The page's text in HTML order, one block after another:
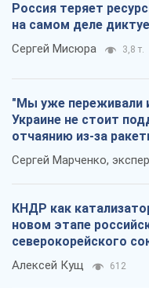
Россия теряет
на самом деле
Сергей Мисюра 3,8 т.
"Мы уже переживали
Украине не стоит
отчаянию из-за
Сергей Марченко,
КНДР как
новом этапе
северокорейского
Алексей Кущ 612